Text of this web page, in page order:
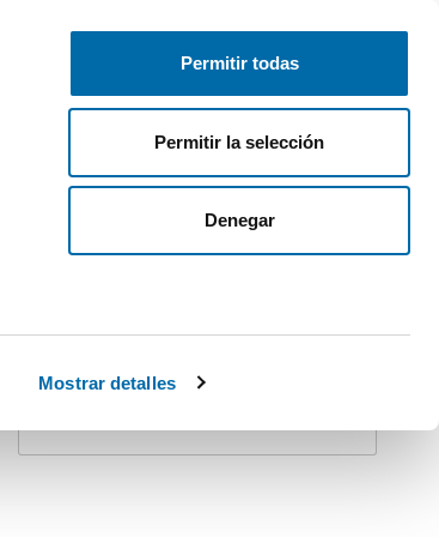
Mostrar detalles
Permitir todas
Permitir la selección
Denegar
Free-list your property Log in
Do not stay behind. Receiveall
Receive alerts